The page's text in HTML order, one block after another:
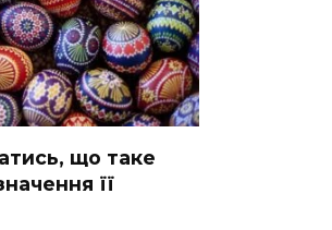
що таке
її